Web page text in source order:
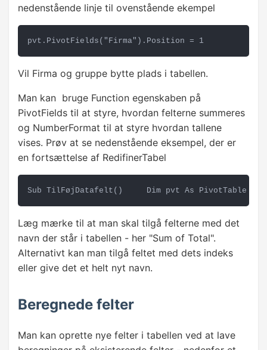
nedenstående linje til ovenstående ekempel
pvt.PivotFields("Firma").Position = 1
Vil Firma og gruppe bytte plads i tabellen.
Man kan bruge Function egenskaben på
PivotFields til at styre, hvordan felterne summeres
og NumberFormat til at styre hvordan tallene
vises. Prøv at se nedenstående eksempel, der er
en fortsættelse af RedifinerTabel
Sub TilFøjDatafelt()     Dim pvt As PivotTable
Læg mærke til at man skal tilgå felterne med det
navn der står i tabellen - her "Sum of Total".
Alternativt kan man tilgå feltet med dets indeks
eller give det et helt nyt navn.
Beregnede felter
Man kan oprette nye felter i tabellen ved at lave